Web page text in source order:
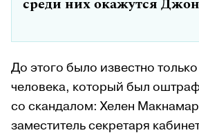
До этого было известно
человека, который был
со скандалом: Хелен
заместитель секретаря